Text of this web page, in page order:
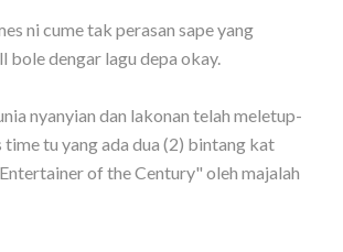
ni cume tak perasan sape yang
bole dengar lagu depa okay.
nyanyian dan lakonan telah meletup-
time tu yang ada dua (2) bintang kat
of the Century" oleh majalah